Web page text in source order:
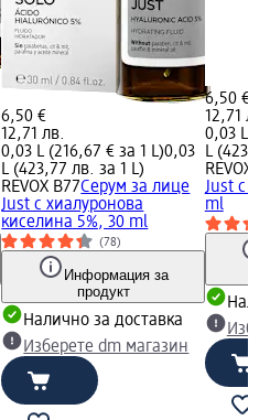
6,50 €
12,71 лв.
0,03 L (216,67 € за 1 L)0,03
L (423,77 лв. за 1 L)
REVOX B77Серум за лице
Just с хиалуронова
киселина 5%, 30 ml
(78)
Информация за
продукт
Налично за доставка
Изберете dm магазин
6,50 €
12,71 лв.
0,03 L
L
REVOX
Just с
ml